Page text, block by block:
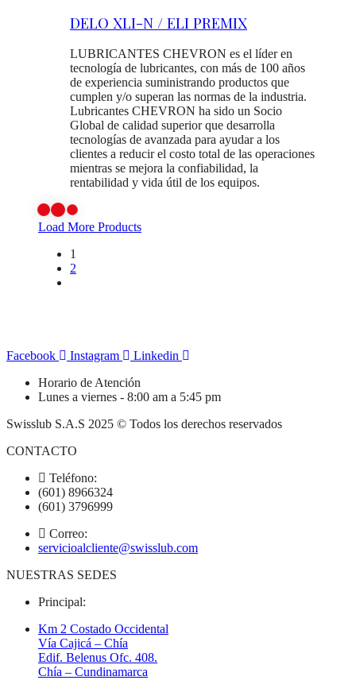
DELO XLI-N / ELI PREMIX
LUBRICANTES CHEVRON es el líder en
tecnología de lubricantes, con más de 100 años
de experiencia suministrando productos que
cumplen y/o superan las normas de la industria.
Lubricantes CHEVRON ha sido un Socio
Global de calidad superior que desarrolla
tecnologías de avanzada para ayudar a los
clientes a reducir el costo total de las operaciones
mientras se mejora la confiabilidad, la
rentabilidad y vida útil de los equipos.
Load More Products
1
2
Facebook Instagram
Linkedin
Horario de Atención
Lunes a viernes - 8:00 am a 5:45 pm
Swisslub S.A.S 2025 © Todos los derechos reservados
CONTACTO
Teléfono:
(601) 8966324
(601) 3796999
Correo:
servicioalcliente@swisslub.com
NUESTRAS SEDES
Principal:
Km 2 Costado Occidental
Vía Cajicá – Chía
Edif. Belenus Ofc. 408.
Chía – Cundinamarca